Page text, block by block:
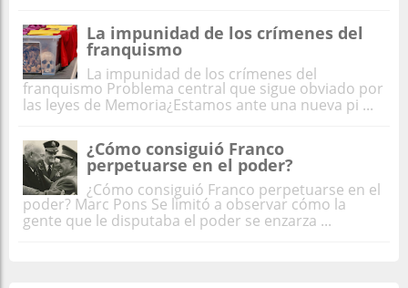
La impunidad de los crímenes del
franquismo
La impunidad de los crímenes del
franquismo Problema central que sigue obviado por
las leyes de Memoria¿Estamos ante una nueva pi ...
¿Cómo consiguió Franco
perpetuarse en el poder?
¿Cómo consiguió Franco perpetuarse en el
poder? Marc Pons Se limitó a observar cómo la
gente que le disputaba el poder se enzarza ...